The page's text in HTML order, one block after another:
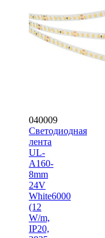
040009
Светодиодная
лента
UL-
A160-
8mm
24V
White6000
(12
W/m,
IP20,